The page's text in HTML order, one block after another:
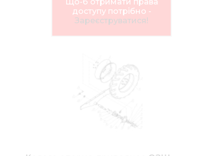
Що-б отримати права
доступу потрібно -
Зареєструватися!